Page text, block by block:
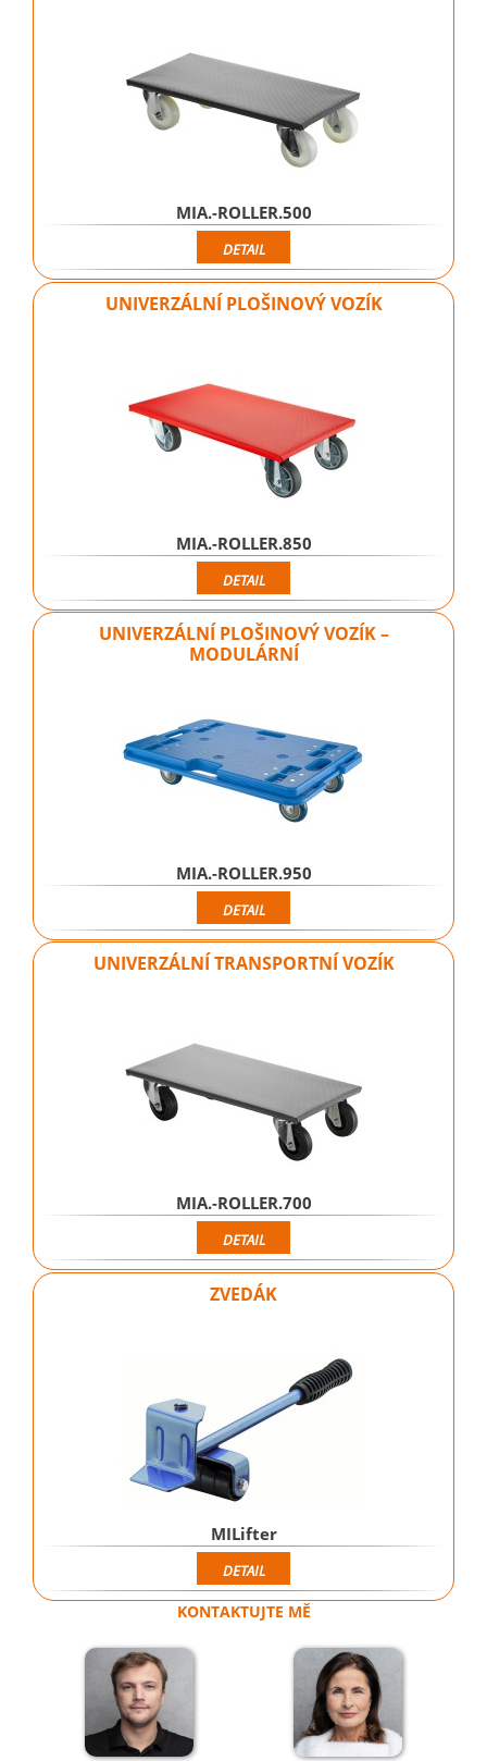
MIA.-ROLLER.500
DETAIL
UNIVERZÁLNÍ PLOŠINOVÝ VOZÍK
MIA.-ROLLER.850
DETAIL
UNIVERZÁLNÍ PLOŠINOVÝ VOZÍK –
MODULÁRNÍ
MIA.-ROLLER.950
DETAIL
UNIVERZÁLNÍ TRANSPORTNÍ VOZÍK
MIA.-ROLLER.700
DETAIL
ZVEDÁK
MILifter
DETAIL
KONTAKTUJTE MĚ